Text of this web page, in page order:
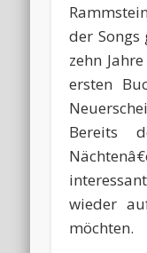
der Songs
zehn
ersten
Bereits
wieder
möchten.